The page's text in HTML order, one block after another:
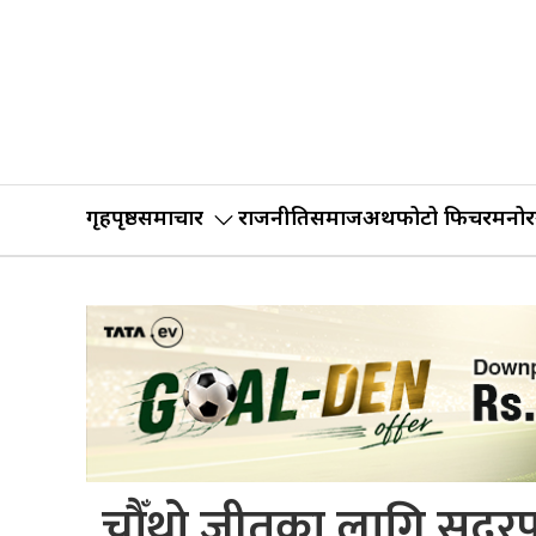
गृहपृष्ठसमाचार राजनीतिसमाजअर्थफोटो फिचर